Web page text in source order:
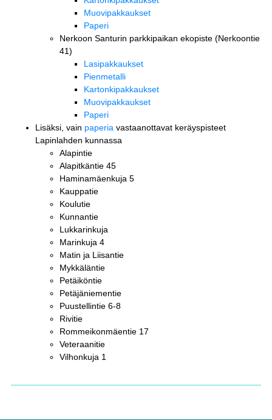
Muovipakkaukset
Paperi
Nerkoon Santurin parkkipaikan ekopiste (Nerkoontie
41)
Lasipakkaukset
Pienmetalli
Kartonkipakkaukset
Muovipakkaukset
Paperi
Lisäksi, vain paperia vastaanottavat keräyspisteet
Lapinlahden kunnassa
Alapintie
Alapitkäntie 45
Haminamäenkuja 5
Kauppatie
Koulutie
Kunnantie
Lukkarinkuja
Marinkuja 4
Matin ja Liisantie
Mykkäläntie
Petäiköntie
Petäjäniementie
Puustellintie 6-8
Rivitie
Rommeikonmäentie 17
Veteraanitie
Vilhonkuja 1